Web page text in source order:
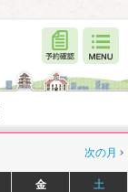
次の月
金 土